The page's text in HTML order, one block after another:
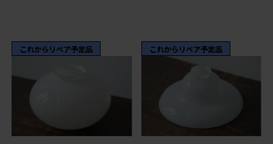
これからリペア予定品 これからリペア予定品